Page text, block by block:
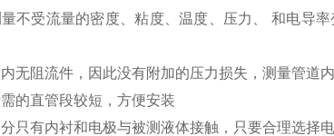
不受流量的密度、粘度、温度、压力、 和电导
无阻流件，因此没有附加的压力损失，测量管道
的直管段较短，方便安装
只有内衬和电极与被测液体接触，只要合理选择